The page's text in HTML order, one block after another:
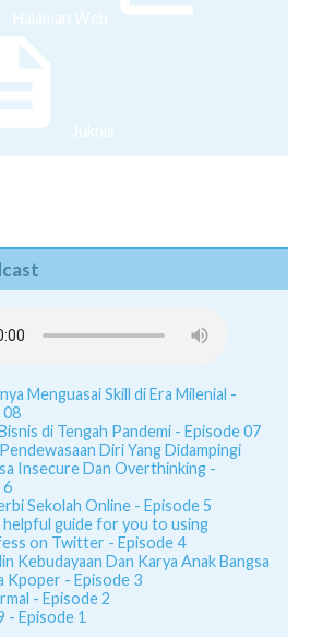
Halaman Web
Juknis
Menguasai Skill di Era Milenial -
08
di Tengah Pandemi - Episode 07
Diri Yang Didampingi
Insecure Dan Overthinking -
6
Sekolah Online - Episode 5
helpful guide for you to using
on Twitter - Episode 4
Kebudayaan Dan Karya Anak Bangsa
Kpoper - Episode 3
- Episode 2
- Episode 1